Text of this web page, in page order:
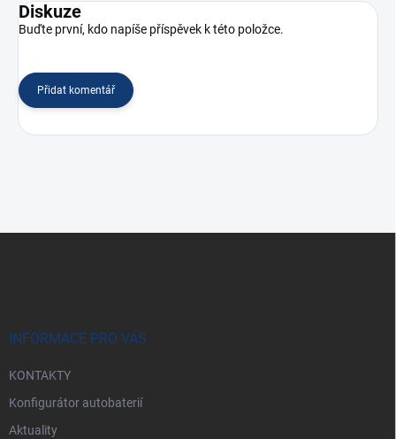
Diskuze
Buďte první, kdo napíše příspěvek k této položce.
Přidat komentář
INFORMACE PRO VÁS
KONTAKTY
Konfigurátor autobaterií
Aktuality